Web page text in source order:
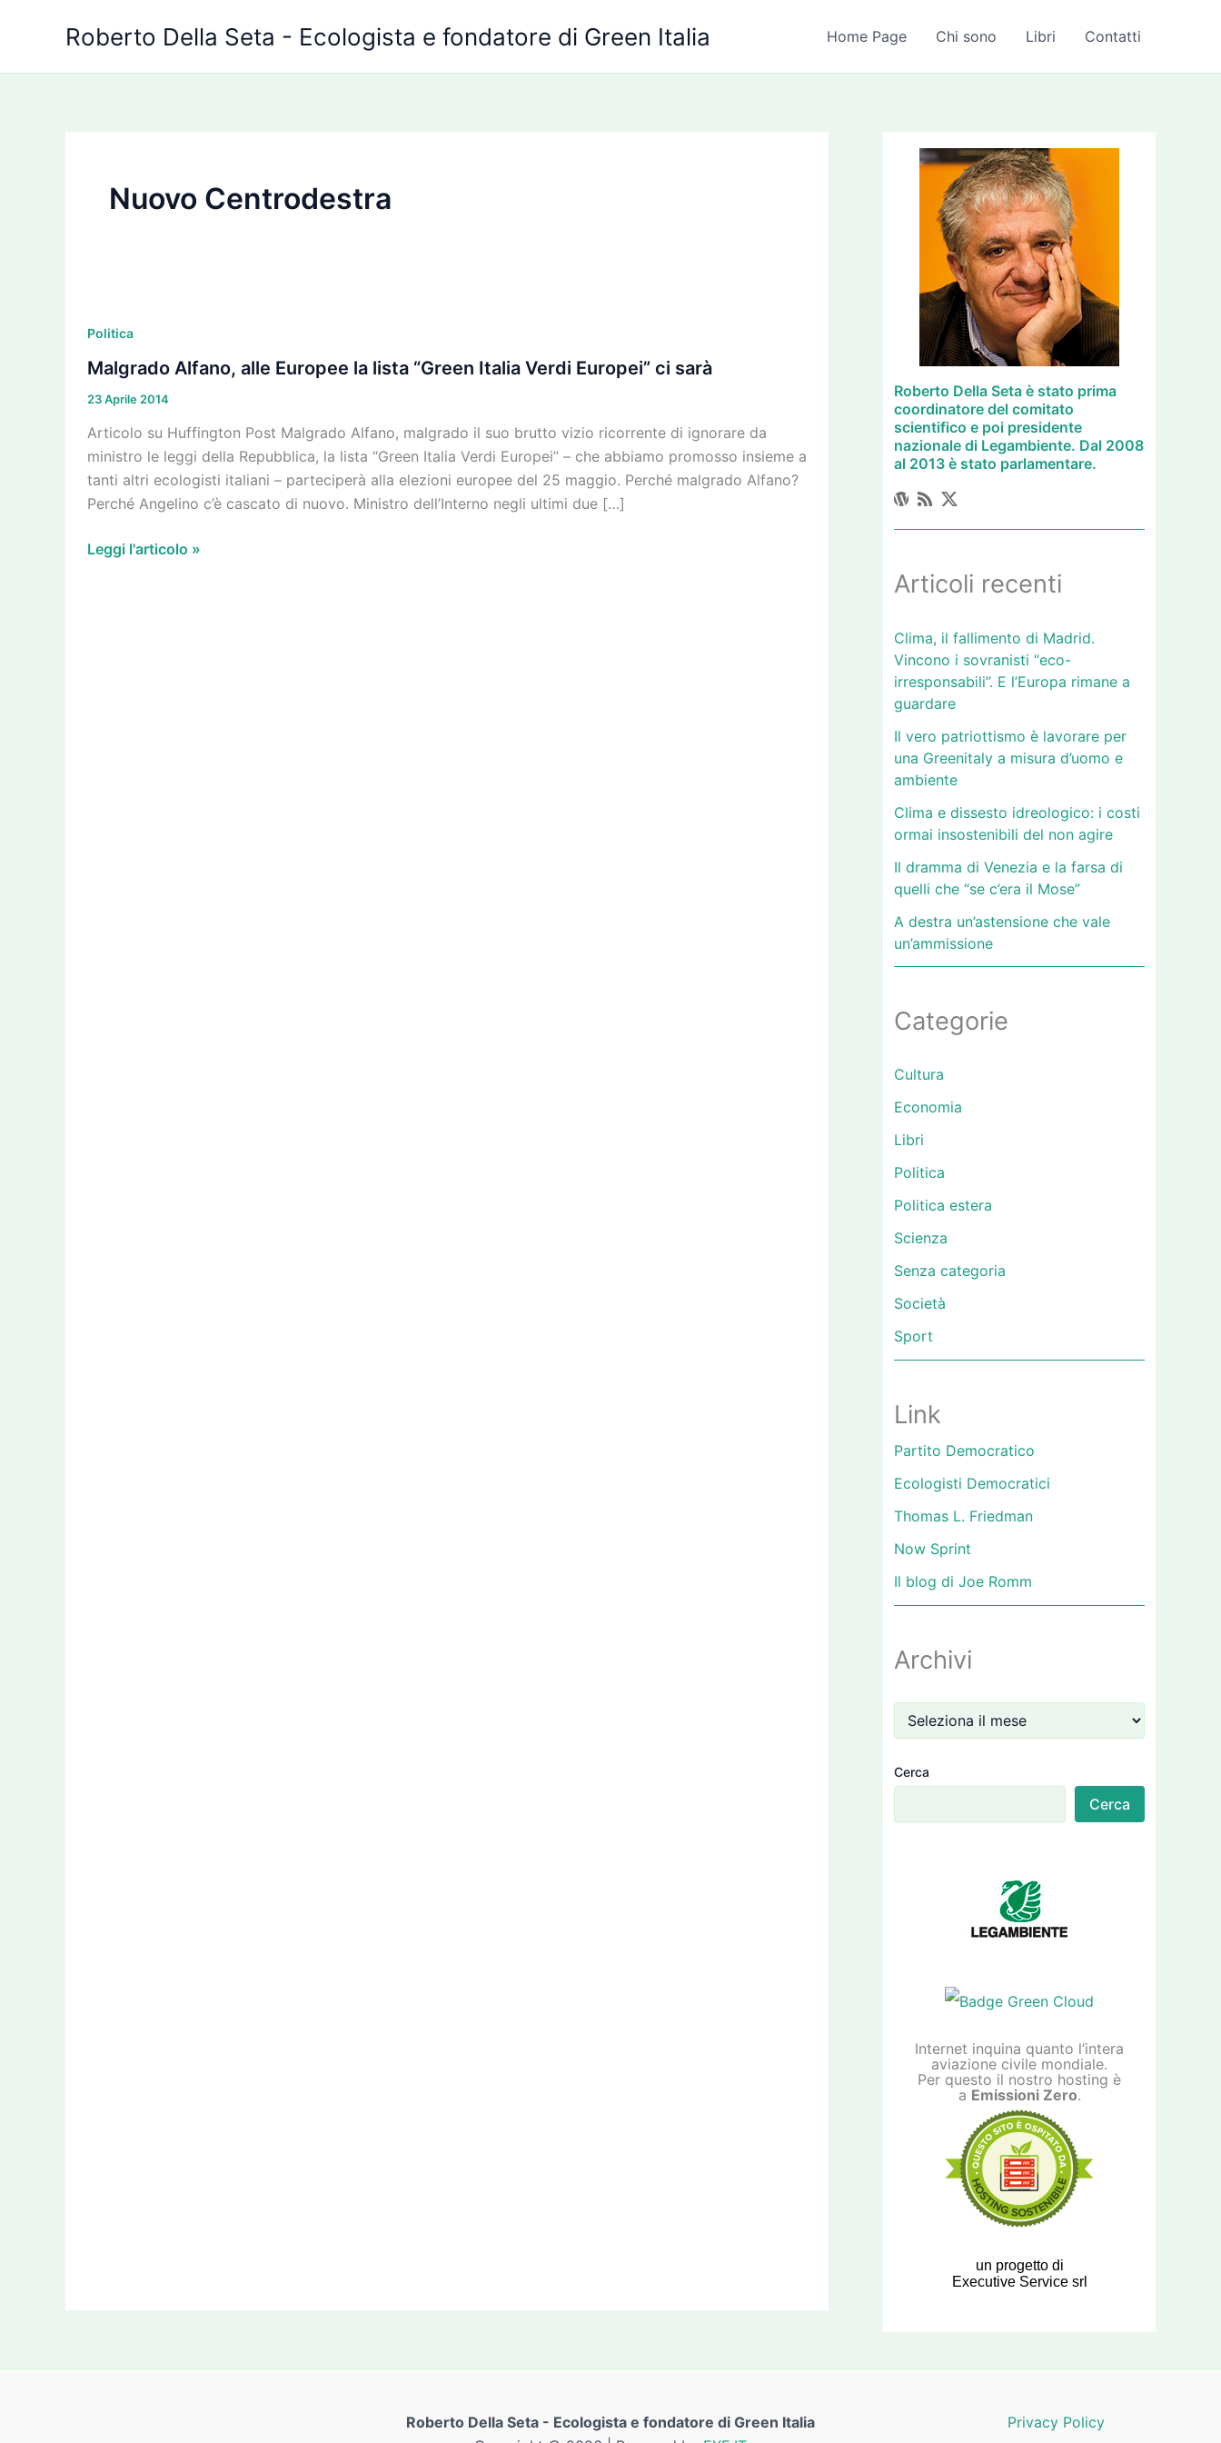
Roberto Della Seta - Ecologista e fondatore di Green Italia Home Page Chi sono Libri Contatti
Nuovo Centrodestra
Politica
Malgrado Alfano, alle Europee la lista “Green Italia Verdi Europei” ci sarà
23 Aprile 2014
Articolo su Huffington Post Malgrado Alfano, malgrado il suo brutto vizio ricorrente di ignorare da
ministro le leggi della Repubblica, la lista “Green Italia Verdi Europei” – che abbiamo promosso insieme a
tanti altri ecologisti italiani – parteciperà alla elezioni europee del 25 maggio. Perché malgrado Alfano?
Perché Angelino c’è cascato di nuovo. Ministro dell’Interno negli ultimi due […]
Alfano,
alle
Europee
la
lista
“Green
Italia
Verdi
ci
Leggi l'articolo »
Roberto Della Seta è stato prima
coordinatore del comitato
scientifico e poi presidente
nazionale di Legambiente. Dal 2008
al 2013 è stato parlamentare.
Articoli recenti
Clima, il fallimento di Madrid.
Vincono i sovranisti “eco-
irresponsabili”. E l’Europa rimane a
guardare
Il vero patriottismo è lavorare per
una Greenitaly a misura d’uomo e
ambiente
Clima e dissesto idreologico: i costi
ormai insostenibili del non agire
Il dramma di Venezia e la farsa di
quelli che “se c’era il Mose”
A destra un’astensione che vale
un’ammissione
Categorie
Cultura
Economia
Libri
Politica
Politica estera
Scienza
Senza categoria
Società
Sport
Link
Partito Democratico
Ecologisti Democratici
Thomas L. Friedman
Now Sprint
Il blog di Joe Romm
Archivi
c
Cerca
Cerca
Internet inquina quanto l’intera
aviazione civile mondiale.
Per questo il nostro hosting è
a Emissioni Zero.
un progetto di
Executive Service srl
Roberto Della Seta - Ecologista e fondatore di Green Italia
Privacy Policy